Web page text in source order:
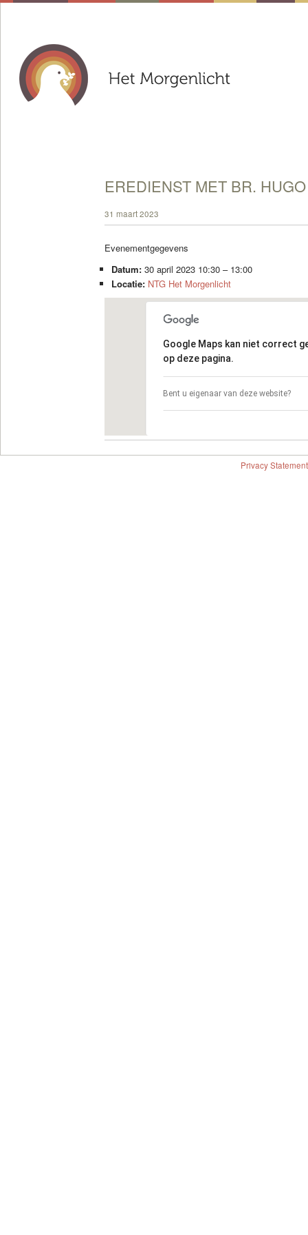
EREDIENST MET BR.
31 maart 2023
Evenementgegevens
Datum: 30 april 2023 10:30– 13:00
Locatie: NTG Het Morgenlicht
Google Maps kan niet correct
op deze pagina.
Bent u eigenaar van deze website?
Privacy Statement